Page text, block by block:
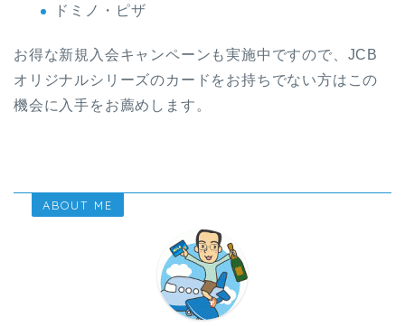
ドミノ・ピザ
お得な新規入会キャンペーンも実施中ですので、JCB
オリジナルシリーズのカードをお持ちでない方はこの
機会に入手をお薦めします。
ABOUT ME